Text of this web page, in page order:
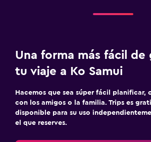
Una forma más fácil de
tu viaje a Ko Samui
Hacemos que sea súper fácil planificar,
con los amigos o la familia. Trips es
disponible para su uso
el que reserves.